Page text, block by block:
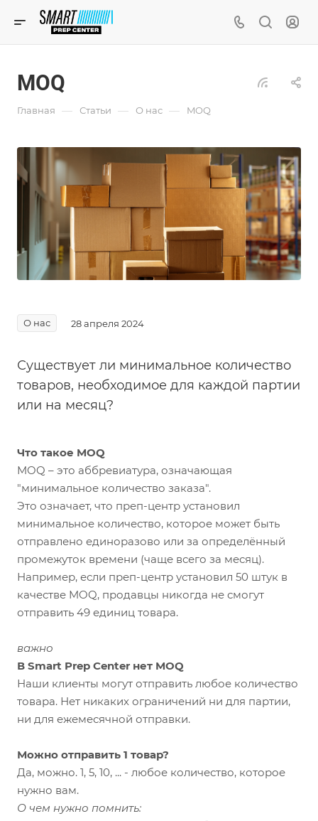
MOQ
Главная — Статьи — О нас — MOQ
О нас 28 апреля 2024
Существует ли минимальное количество
товаров, необходимое для каждой партии
или на месяц?
Что такое MOQ
MOQ – это аббревиатура, означающая
"минимальное количество заказа".
Это означает, что преп-центр установил
минимальное количество, которое может быть
отправлено единоразово или за определённый
промежуток времени (чаще всего за месяц).
Например, если преп-центр установил 50 штук в
качестве MOQ, продавцы никогда не смогут
отправить 49 единиц товара.
важно
В Smart Prep Center нет MOQ
Наши клиенты могут отправить любое количество
товара. Нет никаких ограничений ни для партии,
ни для ежемесячной отправки.
Можно отправить 1 товар?
Да, можно. 1, 5, 10, ... - любое количество, которое
нужно вам.
О чем нужно помнить: